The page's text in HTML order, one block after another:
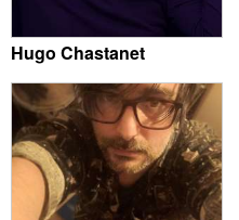
Hugo Chastanet